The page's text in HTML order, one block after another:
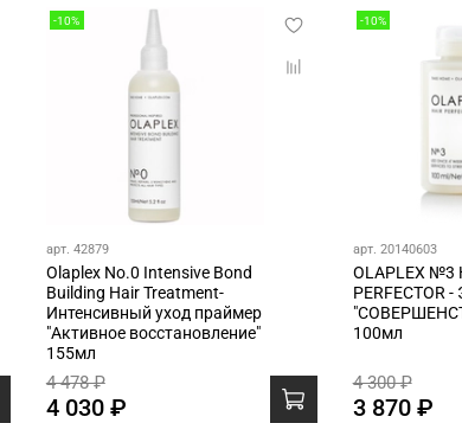
-10%
арт. 42879
Olaplex No.0 Intensive Bond
Building Hair Treatment-
Интенсивный уход праймер
"Активное восстановление"
155мл
4 478 ₽
4 030 ₽
-10%
арт. 20140603
OLAPLEX №3
PERFECTOR
100мл
4 300 ₽
3 870 ₽